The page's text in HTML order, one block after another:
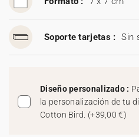
Soporte tarjetas : Sin
Diseño personalizado :
la personalización de tu
Cotton Bird. (+39,00 €)